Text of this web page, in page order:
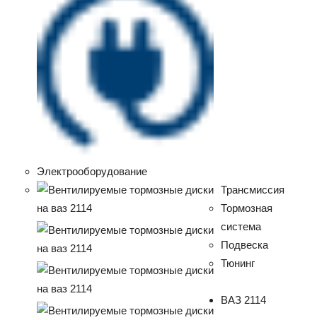
Электрооборудование
Трансмиссия
Тормозная
система
Подвеска
Тюнинг
ВАЗ 2114